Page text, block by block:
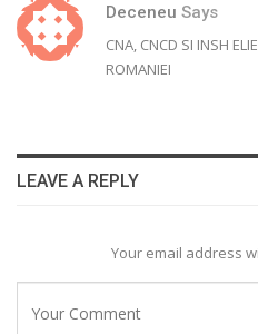
Deceneu Says
CNA, CNCD SI INSH
ROMANIEI
LEAVE A REPLY
Your email address